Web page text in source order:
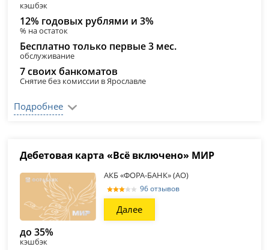
кэшбэк
12% годовых рублями и 3%
% на остаток
Бесплатно только первые 3 мес.
обслуживание
7 своих банкоматов
Снятие без комиссии в Ярославле
Подробнее
Дебетовая карта «Всё включено» МИР
АКБ «ФОРА-БАНК» (АО)
96 отзывов
Далее
до 35%
кэшбэк